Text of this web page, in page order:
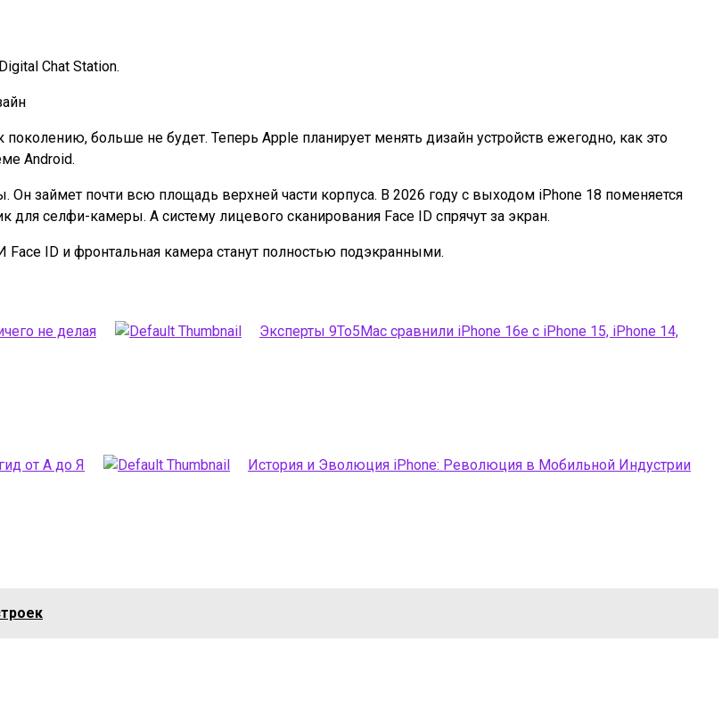
Chat Station.
больше не будет. Теперь Apple планирует менять дизайн устройств ежегодно, как это
Android.
займет почти всю площадь верхней части корпуса. В 2026 году с выходом iPhone 18 поменяется
селфи-камеры. А систему лицевого сканирования Face ID спрячут за экран.
ID и фронтальная камера станут полностью подэкранными.
не делая Эксперты 9To5Mac сравнили iPhone 16e с iPhone 15, iPhone 14,
от А до Я История и Эволюция iPhone: Революция в Мобильной Индустрии